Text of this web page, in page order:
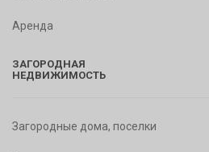
Аренда
ЗАГОРОДНАЯ
НЕДВИЖИМОСТЬ
Загородные дома, поселки